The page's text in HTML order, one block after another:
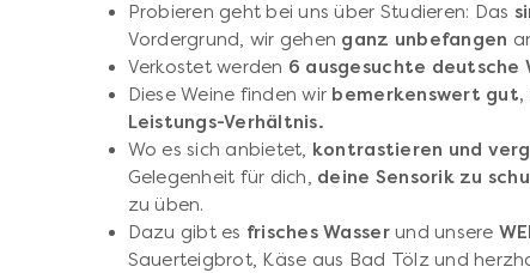
Probieren geht bei uns über Studieren: Das
Vordergrund, wir gehen ganz unbefangen
Verkostet werden 6 ausgesuchte deutsche
Diese Weine finden wir bemerkenswert gut,
Leistungs-Verhältnis.
Wo es sich anbietet, kontrastieren und
Gelegenheit für dich, deine Sensorik zu
zu üben.
Dazu gibt es frisches Wasserund unsere
Sauerteigbrot, Käse aus Bad Tölz und